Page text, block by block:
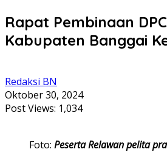
Rapat Pembinaan
Kabupaten Banggai
Redaksi BN
Oktober 30, 2024
Post Views: 1,034
Foto: Peserta Relawan pelita